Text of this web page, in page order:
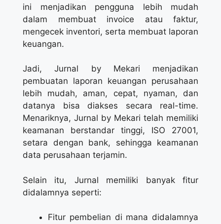
ini menjadikan pengguna lebih mudah
dalam membuat invoice atau faktur,
mengecek inventori, serta membuat laporan
keuangan.
Jadi, Jurnal by Mekari menjadikan
pembuatan laporan keuangan perusahaan
lebih mudah, aman, cepat, nyaman, dan
datanya bisa diakses secara real-time.
Menariknya, Jurnal by Mekari telah memiliki
keamanan berstandar tinggi, ISO 27001,
setara dengan bank, sehingga keamanan
data perusahaan terjamin.
Selain itu, Jurnal memiliki banyak fitur
didalamnya seperti:
Fitur pembelian di mana didalamnya